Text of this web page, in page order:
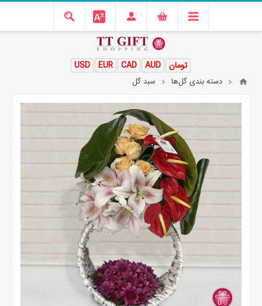
USD EUR CAD AUD تومان
دسته بندی گل‌ها سبد گل